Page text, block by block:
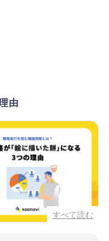
由
すべて読む